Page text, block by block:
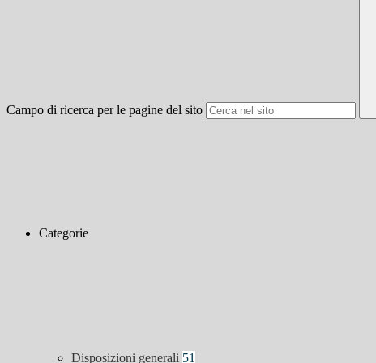
Campo di ricerca per le pagine del sito
Categorie
Disposizioni generali 51